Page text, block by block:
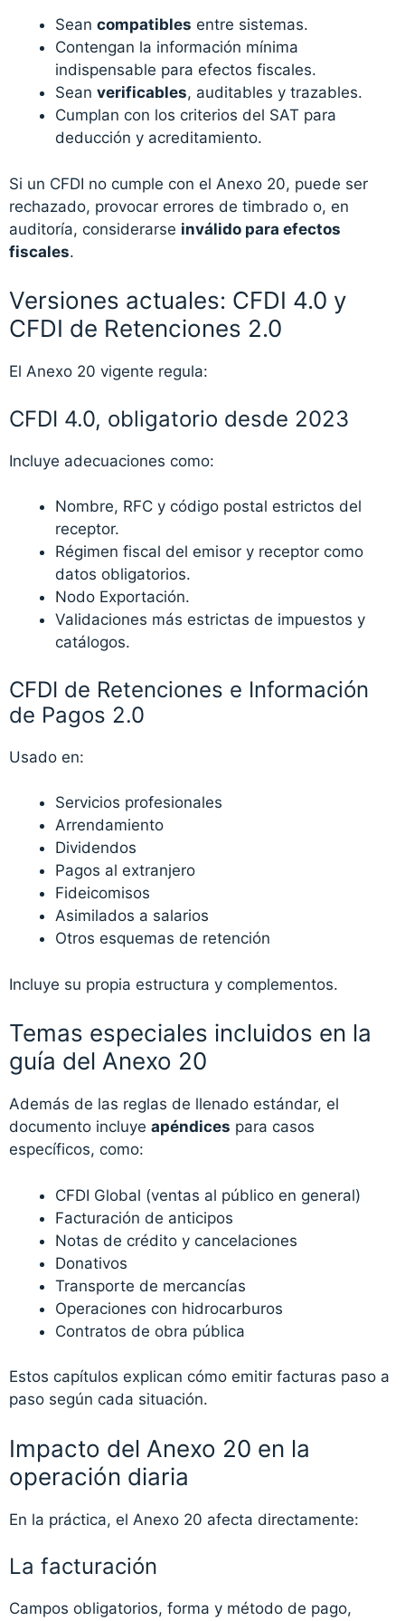
Seancompatibles entre sistemas.
Contengan la información mínima
indispensable para efectos fiscales.
Seanverificables, auditables y trazables.
Cumplan con los criterios del SAT para
deducción y acreditamiento.
Si un CFDI no cumple con el Anexo 20, puede ser
rechazado, provocar errores de timbrado o, en
auditoría, considerarse inválido para efectos
fiscales.
Versiones actuales: CFDI 4.0 y
CFDI de Retenciones 2.0
El Anexo 20 vigente regula:
CFDI 4.0, obligatorio desde 2023
Incluye adecuaciones como:
Nombre, RFC y código postal estrictos del
receptor.
Régimen fiscal del emisor y receptor como
datos obligatorios.
Nodo Exportación.
Validaciones más estrictas de impuestos y
catálogos.
CFDI de Retenciones e Información
de Pagos 2.0
Usado en:
Servicios profesionales
Arrendamiento
Dividendos
Pagos al extranjero
Fideicomisos
Asimilados a salarios
Otros esquemas de retención
Incluye su propia estructura y complementos.
Temas especiales incluidos en la
guía del Anexo 20
Además de las reglas de llenado estándar, el
documento incluyeapéndices para casos
específicos, como:
CFDI Global (ventas al público en general)
Facturación de anticipos
Notas de crédito y cancelaciones
Donativos
Transporte de mercancías
Operaciones con hidrocarburos
Contratos de obra pública
Estos capítulos explican cómo emitir facturas paso a
paso según cada situación.
Impacto del Anexo 20 en la
operación diaria
En la práctica, el Anexo 20 afecta directamente:
La facturación
Campos obligatorios, forma y método de pago,